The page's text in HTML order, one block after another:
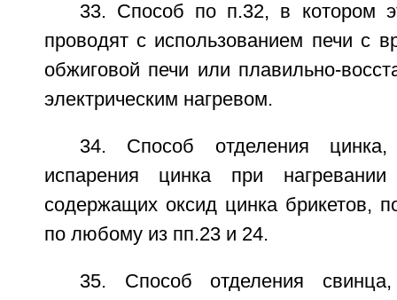
33. Способ по п.32, в котором
проводят с использованием печи с
обжиговой печи или плавильно-
электрическим нагревом.
34. Способ отделения
испарения цинка при
содержащих оксид цинка брикетов,
по любому из пп.23 и 24.
35. Способ отделения